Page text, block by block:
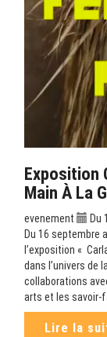
Exposition
Main À La
evenement
Du
Du 16 septembre
l’exposition «
dans l’univers de
collaborations
arts et les savoir-
Lire la